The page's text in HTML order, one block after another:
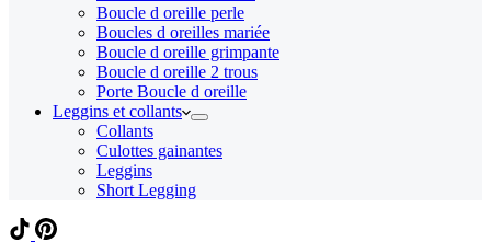
Boucle d oreille perle
Boucles d oreilles mariée
Boucle d oreille grimpante
Boucle d oreille 2 trous
Porte Boucle d oreille
Leggins et collants
Collants
Culottes gainantes
Leggins
Short Legging